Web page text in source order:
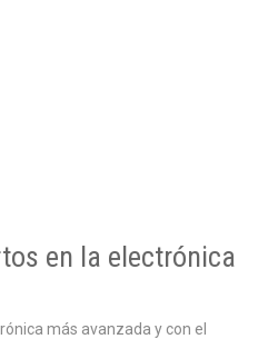
en la electrónica
más avanzada y con el